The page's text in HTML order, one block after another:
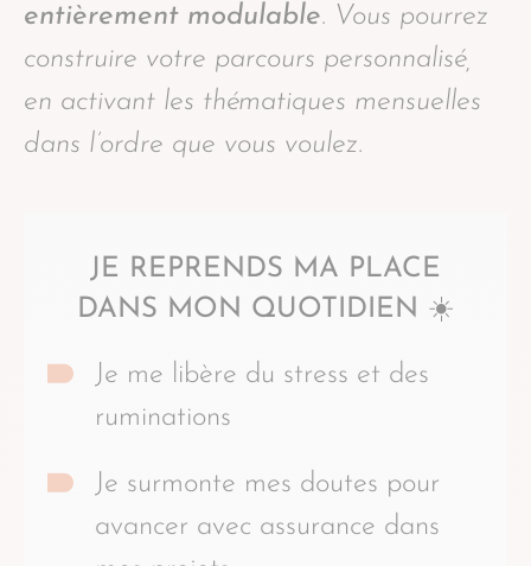
entièrement modulable. Vous pourrez
construire votre parcours personnalisé,
en activant les thématiques mensuelles
dans l’ordre que vous voulez.
JE REPRENDS MA PLACE
DANS MON QUOTIDIEN ☀️
Je me libère du stress et des
ruminations
Je surmonte mes doutes pour
avancer avec assurance dans